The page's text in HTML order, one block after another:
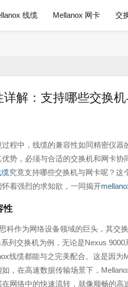
线缆 Mellanox 网卡 交
解：支持哪些交换机
程中，线缆的兼容性如同精密仪器
势，必须与合适的交换机和网卡
缆究竟支持哪些交换机与网卡呢？这
着强烈的求知欲，一同揭开
性
科作为网络设备领域的巨头，其交
列交换机为例，无论是Nexus
线缆都能与之完美配合。这是因
，在高速数据传输场景下，
网络中的快速流转，就像顺畅的高